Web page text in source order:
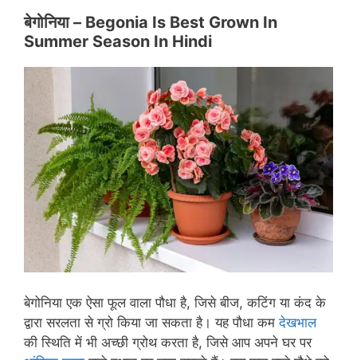
बेगोनिया – Begonia Is Best Grown In
Summer Season In Hindi
बेगोनिया एक ऐसा फूल वाला पौधा है, जिसे बीज, कटिंग या कंद के
द्वारा सरलता से ग्रो किया जा सकता है। यह पौधा कमदेखभाल
की स्थिति में भी अच्छी ग्रोथ करता है, जिसे आप अपने घर पर